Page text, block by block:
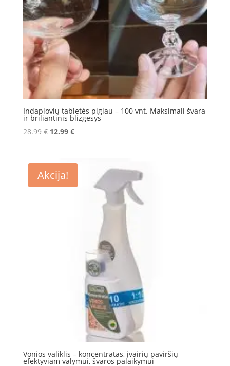
Indaplovių tabletės pigiau – 100 vnt. Maksimali švara
ir briliantinis blizgesys
28.99€ Original
28.99 €.
12.99 €Current
12.99 €.
Akcija!
Vonios valiklis – koncentratas, įvairių paviršių
efektyviam valymui, švaros palaikymui